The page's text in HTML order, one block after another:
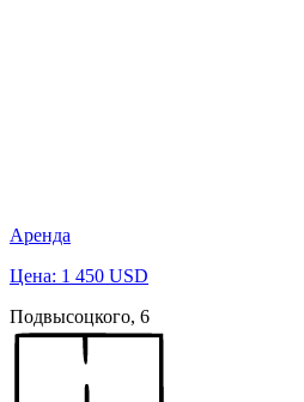
Аренда
Цена: 1 450 USD
Подвысоцкого, 6